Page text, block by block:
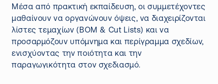
Μέσα από πρακτική εκπαίδευση, οι συμμετέχοντες
μαθαίνουν να οργανώνουν όψεις, να διαχειρίζονται
λίστες τεμαχίων (BOM & Cut Lists) και να
προσαρμόζουν υπόμνημα και περίγραμμα σχεδίων,
ενισχύοντας την ποιότητα και την
παραγωγικότητα στον σχεδιασμό.